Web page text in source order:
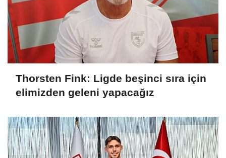
Thorsten Fink: Ligde beşinci sıra için
elimizden geleni yapacağız